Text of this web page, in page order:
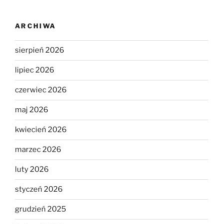
ARCHIWA
sierpień 2026
lipiec 2026
czerwiec 2026
maj 2026
kwiecień 2026
marzec 2026
luty 2026
styczeń 2026
grudzień 2025